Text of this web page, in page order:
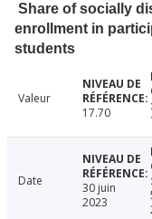
Share of socially
enrollment in
students
Valeur
17.70
Date
30 juin
2023